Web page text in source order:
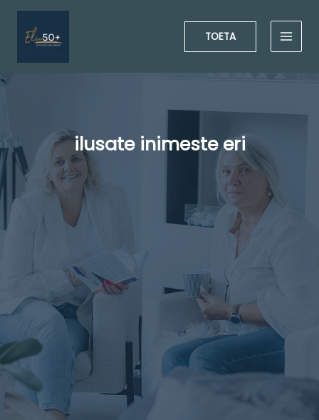
Skip
content
TOETA
ilusate inimeste eri